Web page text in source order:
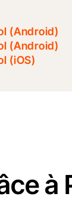
(Android)
(Android)
(iOS)
à